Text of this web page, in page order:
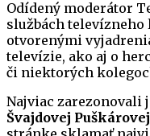
Odídený moderátor
službách
otvorenými
televízie, ako aj o
či niektorých
Najviac zarezonovali
Švajdovej Puškárovej